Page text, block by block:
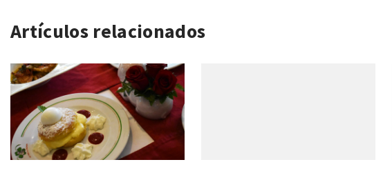
Artículos relacionados